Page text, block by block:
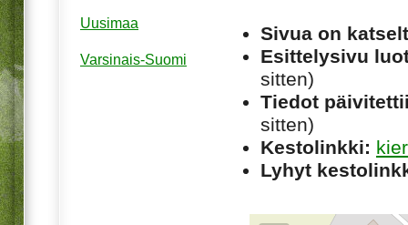
Sivua on
Esittelysivu
sitten)
Tiedot
sitten)
Kestolinkki:
Lyhyt
Uusimaa
Varsinais-Suomi